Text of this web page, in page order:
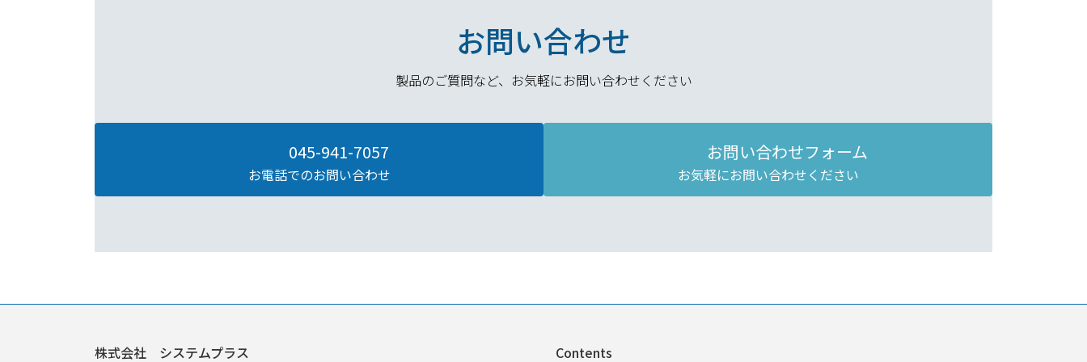
お問い合わせ
製品のご質問など、 お気軽にお問い合わせください
045-941-7057
お電話でのお問い合わせ
お問い合わせフォーム
お気軽にお問い合わせください
株式会社 システムプラス Contents